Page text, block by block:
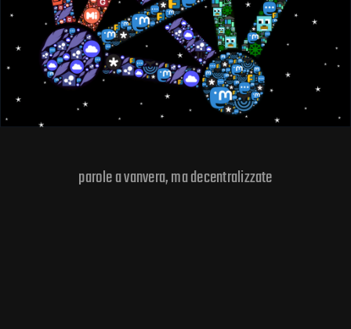
parole a vanvera, ma decentralizzate